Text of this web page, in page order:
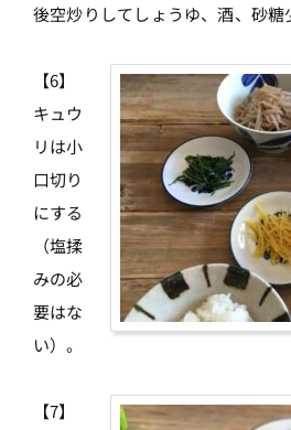
後空炒りしてしょうゆ、酒、砂糖
【6】
キュウ
リは小
口切り
にする
（塩揉
みの必
要はな
い）。
【7】